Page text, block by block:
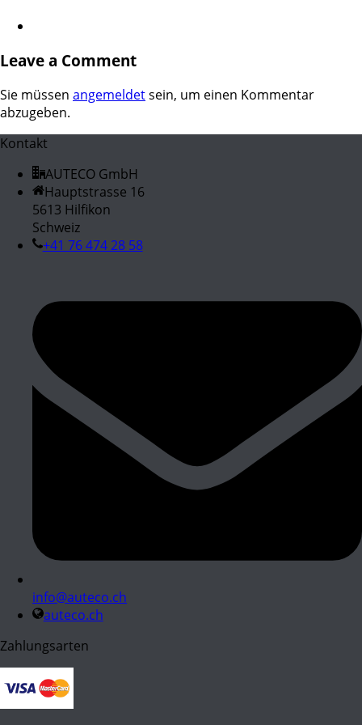
Leave a Comment
Sie müssen angemeldetsein, um einen Kommentar
abzugeben.
Kontakt
AUTECO GmbH
Hauptstrasse 16
5613 Hilfikon
Schweiz
+41 76 474 28 58
info@auteco.ch
auteco.ch
Zahlungsarten